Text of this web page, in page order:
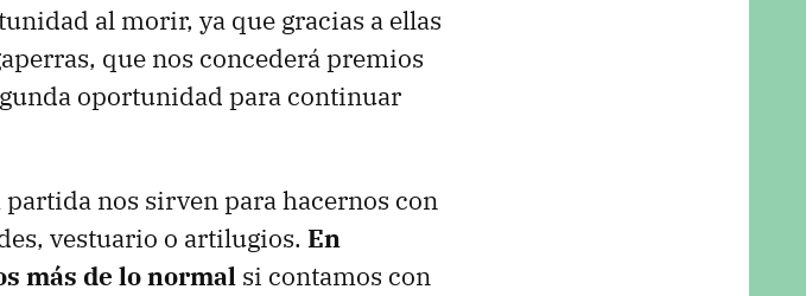
al morir, ya que gracias a ellas
que nos concederá premios
oportunidad para continuar
partida nos sirven para hacernos con
vestuario o artilugios. En
más de lo normal si contamos con